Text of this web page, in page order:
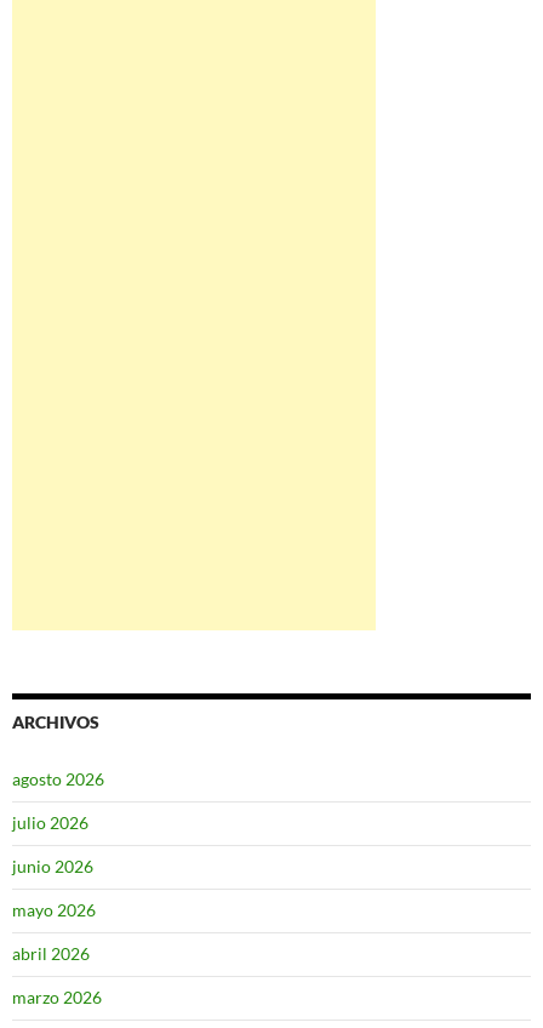
ARCHIVOS
agosto 2026
julio 2026
junio 2026
mayo 2026
abril 2026
marzo 2026